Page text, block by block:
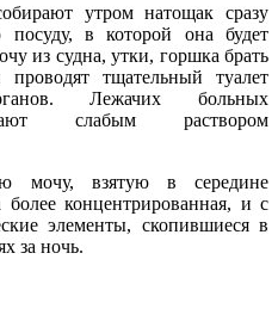
утром натощак сразу
в которой она будет
из судна, утки, горшка брать
тщательный туалет
Лежачих больных
слабым раствором
мочу, взятую в середине
концентрированная, и с
элементы, скопившиеся в
за ночь.